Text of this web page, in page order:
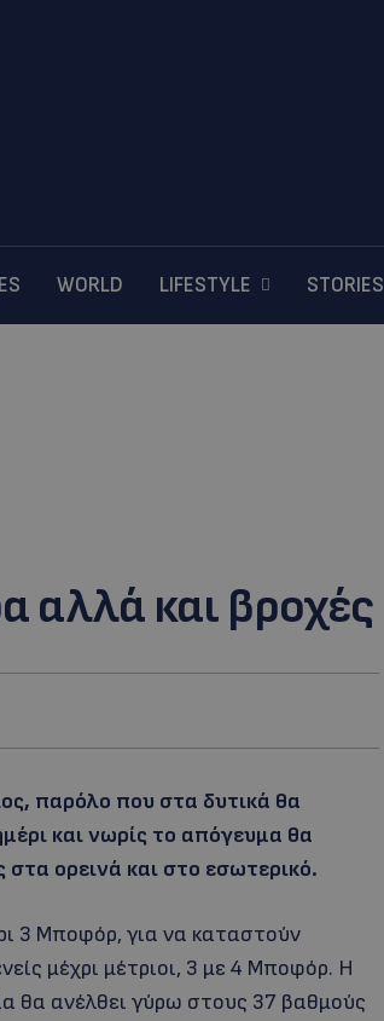
WORLD LIFESTYLE STORIES
αλλά και βροχές
παρόλο που στα δυτικά θα
και νωρίς το απόγευμα θα
ορεινά και στο εσωτερικό.
3 Μποφόρ, για να καταστούν
μέχρι μέτριοι, 3 με 4 Μποφόρ. Η
θα ανέλθει γύρω στους 37 βαθμούς